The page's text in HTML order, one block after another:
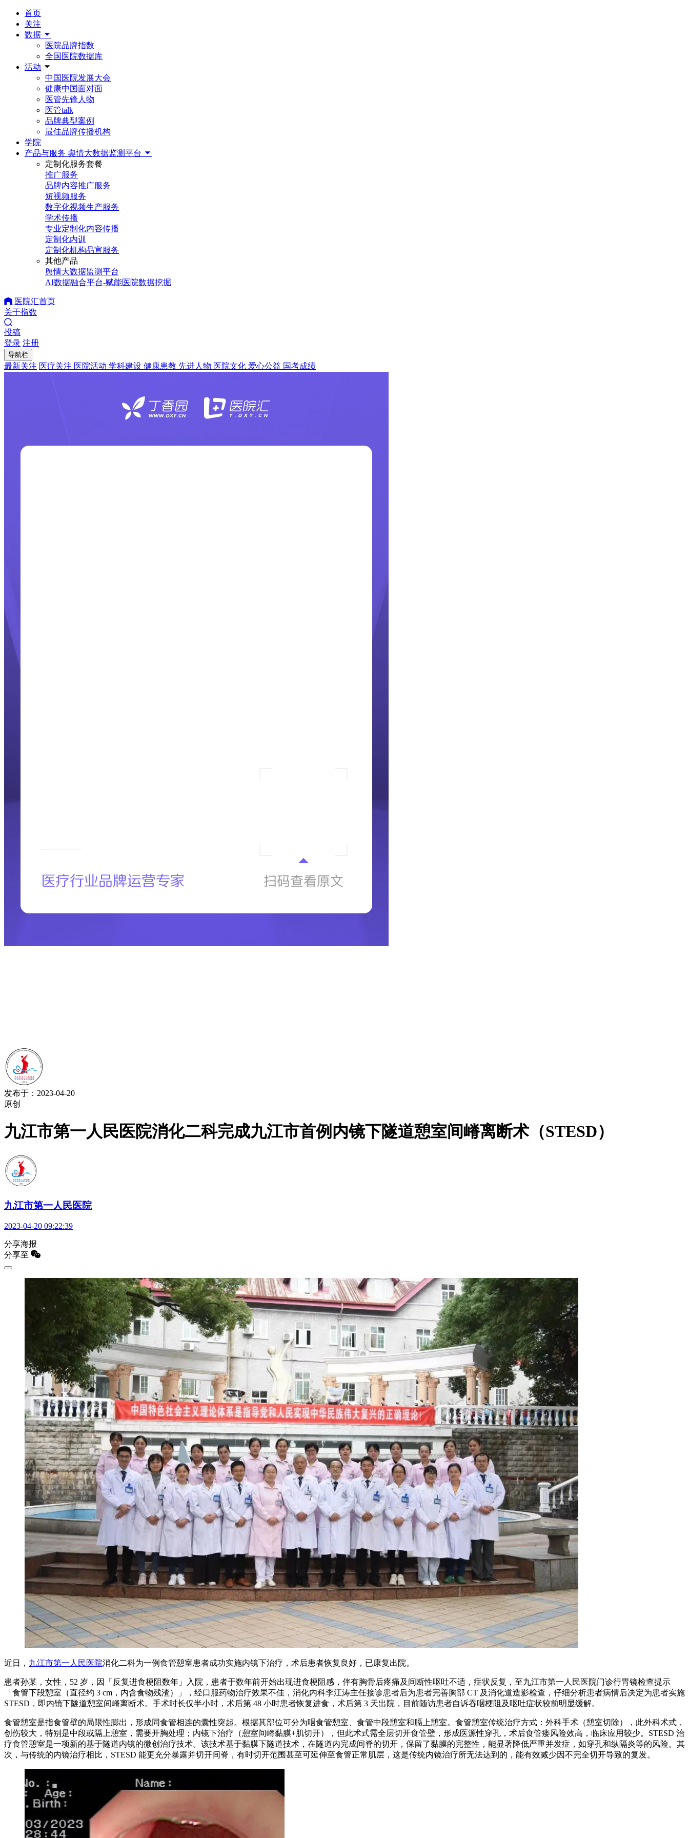
首页
关注
数据
医院品牌指数
全国医院数据库
活动
中国医院发展大会
健康中国面对面
医管先锋人物
医管talk
品牌典型案例
最佳品牌传播机构
学院
产品与服务 舆情大数据监测平台
定制化服务套餐
推广服务
品牌内容推广服务
短视频服务
数字化视频生产服务
学术传播
专业定制化内容传播
定制化内训
定制化机构品宣服务
其他产品
舆情大数据监测平台
AI数据融合平台-赋能医院数据挖掘
医院汇首页
关于指数
投稿
登录 注册
导航栏
最新关注 医疗关注 医院活动 学科建设 健康患教 先进人物 医院文化 爱心公益 国考成绩
发布于：2023-04-20
原创
九江市第一人民医院消化二科完成九江市首例内镜下隧道憩室间嵴离断术（STESD）
九江市第一人民医院
2023-04-20 09:22:39
分享海报
分享至
近日， 九江市第一人民医院消化二科为一例食管憩室患者成功实施内镜下治疗，术后患者恢复良好，已康复出院。
患者孙某，女性，52 岁，因「反复进食梗阻数年」入院，患者于数年前开始出现进食梗阻感，伴有胸骨后疼痛及间断性呕吐不适，症状反复，至九江市第一人民医院门诊行胃镜检查提示
「食管下段憩室（直径约 3 cm，内含食物残渣）」，经口服药物治疗效果不佳，消化内科李江涛主任接诊患者后为患者完善胸部 CT 及消化道造影检查，仔细分析患者病情后决定为患者实施
STESD，即内镜下隧道憩室间嵴离断术。手术时长仅半小时，术后第 48 小时患者恢复进食，术后第 3 天出院，目前随访患者自诉吞咽梗阻及呕吐症状较前明显缓解。
食管憩室是指食管壁的局限性膨出，形成同食管相连的囊性突起。根据其部位可分为咽食管憩室、食管中段憩室和膈上憩室。食管憩室传统治疗方式：外科手术（憩室切除），此外科术式，
创伤较大，特别是中段或隔上憩室，需要开胸处理；内镜下治疗（憩室间嵴黏膜+肌切开），但此术式需全层切开食管壁，形成医源性穿孔，术后食管瘘风险效高，临床应用较少。STESD 治
疗食管憩室是一项新的基于隧道内镜的微创治疗技术。该技术基于黏膜下隧道技术，在隧道内完成间脊的切开，保留了黏膜的完整性，能显著降低严重并发症，如穿孔和纵隔炎等的风险。其
次，与传统的内镜治疗相比，STESD 能更充分暴露并切开间脊，有时切开范围甚至可延伸至食管正常肌层，这是传统内镜治疗所无法达到的，能有效减少因不完全切开导致的复发。